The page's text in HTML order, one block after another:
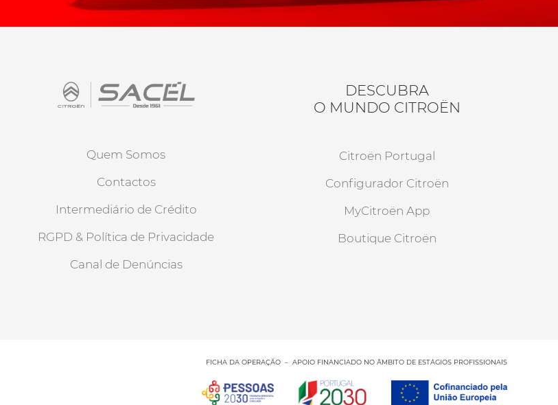
Quem Somos
Contactos
Intermediário de Crédito
RGPD & Política de Privacidade
Canal de Denúncias
DESCUBRA
O MUNDO CITROËN
Citroën Portugal
Configurador Citroën
MyCitroën App
Boutique Citroën
FICHA DA OPERAÇÃO – APOIO FINANCIADO NO ÂMBITO DE ESTÁGIOS PROFISSIONAIS